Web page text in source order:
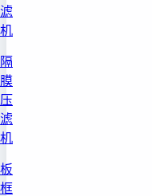
滤
机
隔
膜
压
滤
机
板
框